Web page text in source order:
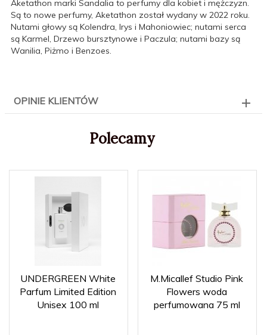
Aketathon marki Sandalia to perfumy dla kobiet i mężczyzn.
Są to nowe perfumy, Aketathon został wydany w 2022 roku.
Nutami głowy są Kolendra, Irys i Mahoniowiec; nutami serca
są Karmel, Drzewo bursztynowe i Paczula; nutami bazy są
Wanilia, Piżmo i Benzoes.
OPINIE KLIENTÓW
Polecamy
UNDERGREEN White
Parfum Limited Edition
Unisex 100 ml
M.Micallef Studio Pink
Flowers woda
perfumowana 75 ml